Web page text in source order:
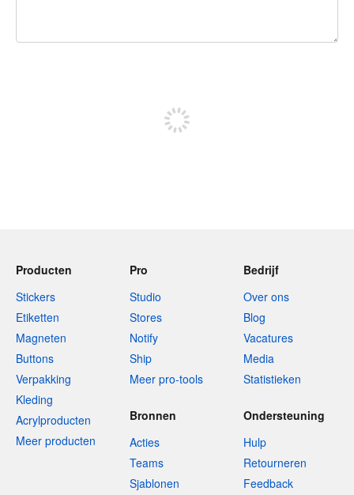
Producten
Stickers
Etiketten
Magneten
Buttons
Verpakking
Kleding
Acrylproducten
Meer producten
Pro
Studio
Stores
Notify
Ship
Meer pro-tools
Bedrijf
Over ons
Blog
Vacatures
Media
Statistieken
Bronnen
Acties
Teams
Sjablonen
Ondersteuning
Hulp
Retourneren
Feedback